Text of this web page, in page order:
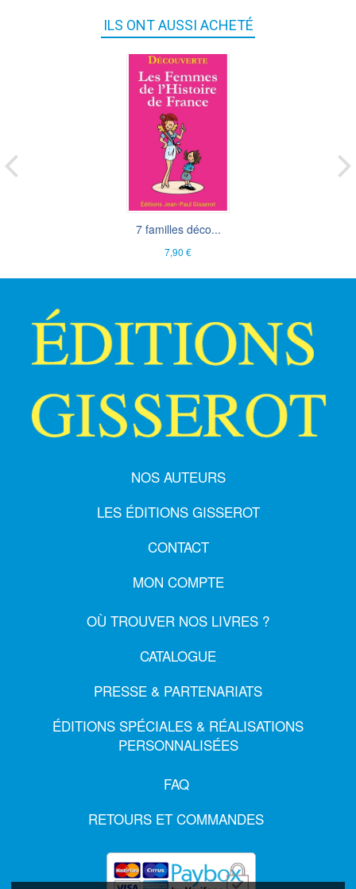
ILS ONT AUSSI ACHETÉ
7 familles déco...
7,90 €
NOS AUTEURS
LES ÉDITIONS GISSEROT
CONTACT
MON COMPTE
OÙ TROUVER NOS LIVRES ?
CATALOGUE
PRESSE & PARTENARIATS
ÉDITIONS SPÉCIALES & RÉALISATIONS
PERSONNALISÉES
FAQ
RETOURS ET COMMANDES